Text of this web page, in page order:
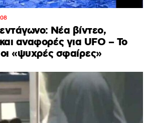
Νέα βίντεο,
αναφορές για UFO – Το
«ψυχρές σφαίρες»